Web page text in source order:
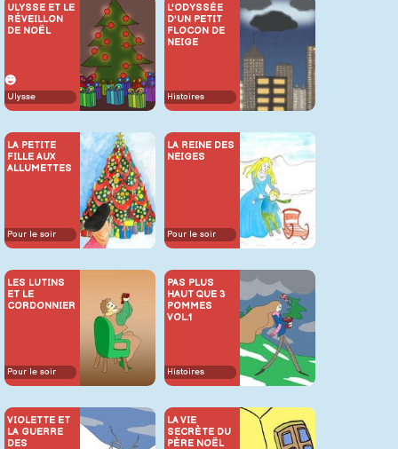
ULYSSE ET LE
RÉVEILLON
DE NOËL
Ulysse
L'ODYSSÉE
D'UN PETIT
FLOCON DE
NEIGE
Histoires
LA PETITE
FILLE AUX
ALLUMETTES
Pour le soir
LA REINE DES
NEIGES
Pour le soir
LES LUTINS
ET LE
CORDONNIER
Pour le soir
PAS PLUS
HAUT QUE 3
POMMES
VOL.1
Histoires
VIOLETTE ET
LA GUERRE
DES
LA VIE
SECRÈTE DU
PÈRE NOËL